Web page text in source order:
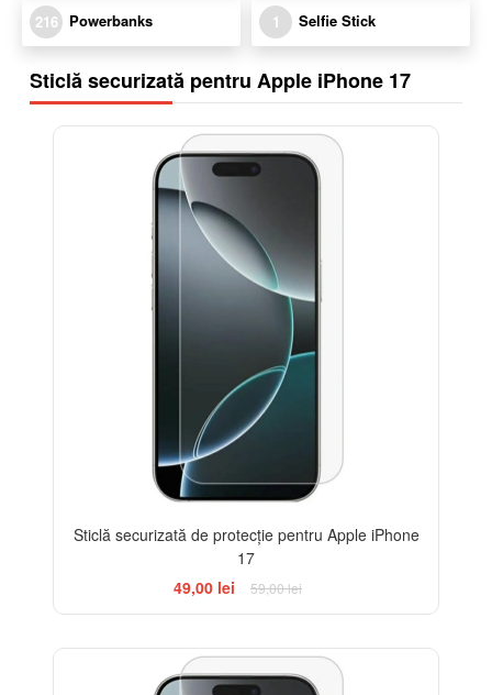
216 Powerbanks 1 Selfie Stick
Sticlă securizată pentru Apple iPhone 17
Sticlă securizată de protecție pentru Apple iPhone
17
49,00 lei
59,00 lei